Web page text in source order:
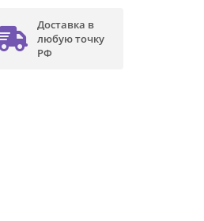
Доставка в
любую точку
РФ